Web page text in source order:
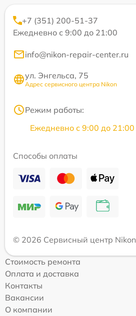
+7 (351) 200-51-37
Ежедневно с 9:00 до 21:00
info@nikon-repair-center.ru
ул. Энгельса, 75
Адрес сервисного центра Nikon
Режим работы:
Ежедневно с 9:00 до 21:00
Способы оплаты
© 2026 Сервисный центр Nikon
Стоимость ремонта
Оплата и доставка
Контакты
Вакансии
О компании